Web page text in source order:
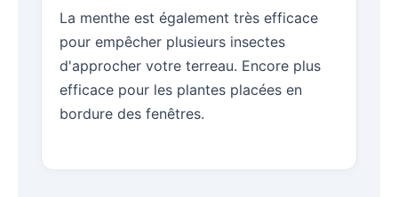
La menthe est également très efficace
pour empêcher plusieurs insectes
d'approcher votre terreau. Encore plus
efficace pour les plantes placées en
bordure des fenêtres.